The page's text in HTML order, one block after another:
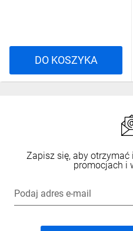
DO KOSZYKA
Zapisz się, aby
promocjach i
Podaj adres e-mail